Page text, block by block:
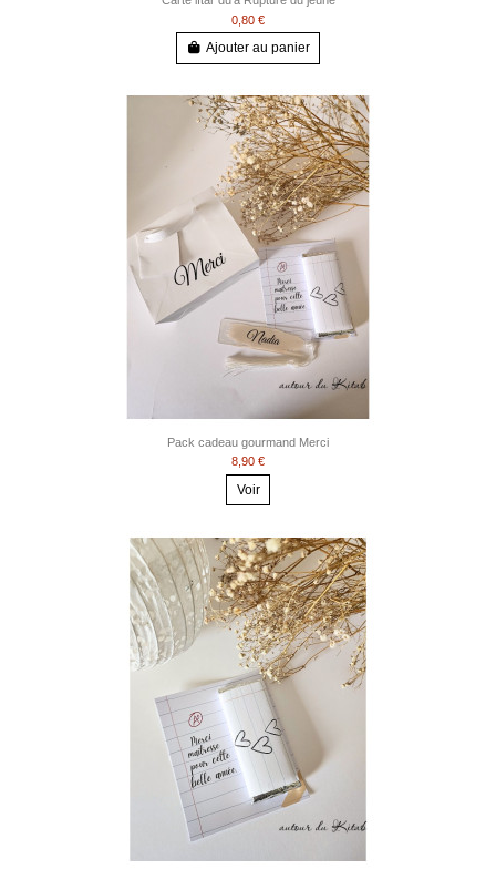
0,80 €
Ajouter au panier
Pack cadeau gourmand Merci
8,90 €
Voir